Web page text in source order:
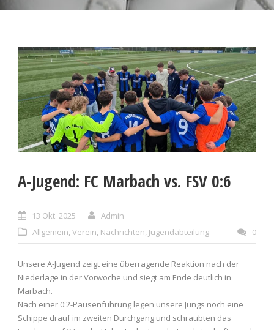
A-Jugend: FC Marbach vs. FSV 0:6
13 Okt. 2025
Admin
Allgemein, Verein, Nachrichten, Jugendabteilung 0
Unsere A-Jugend zeigt eine überragende Reaktion nach der
Niederlage in der Vorwoche und siegt am Ende deutlich in
Marbach.
Nach einer 0:2-Pausenführung legen unsere Jungs noch eine
Schippe drauf im zweiten Durchgang und schraubten das